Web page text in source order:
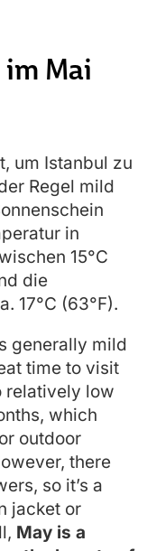
Mai
um Istanbul zu
Regel mild
in
15°C
die
17°C (63°F).
generally mild
time to visit
relatively low
which
outdoor
there
so it’s a
jacket or
May is a